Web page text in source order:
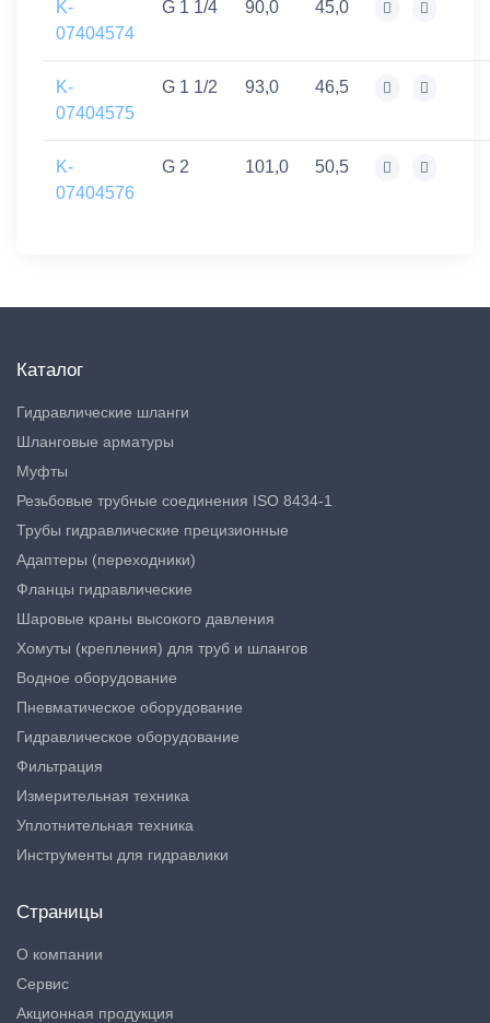
K-
07404574
G 1 1/4 90,0 45,0
K-
07404575
G 1 1/2 93,0 46,5
K-
07404576
G 2 101,0 50,5
Каталог
Гидравлические шланги
Шланговые арматуры
Муфты
Резьбовые трубные соединения ISO 8434-1
Трубы гидравлические прецизионные
Адаптеры (переходники)
Фланцы гидравлические
Шаровые краны высокого давления
Хомуты (крепления) для труб и шлангов
Водное оборудование
Пневматическое оборудование
Гидравлическое оборудование
Фильтрация
Измерительная техника
Уплотнительная техника
Инструменты для гидравлики
Страницы
О компании
Сервис
Акционная продукция